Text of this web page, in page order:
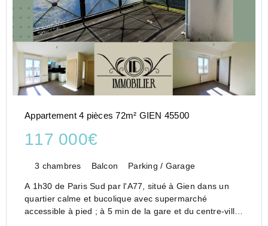
Appartement 4 pièces 72m² GIEN 45500
117 000€
3 chambres Balcon Parking / Garage
A 1h30 de Paris Sud par l'A77, situé à Gien dans un
quartier calme et bucolique avec supermarché
accessible à pied ; à 5 min de la gare et du centre-ville